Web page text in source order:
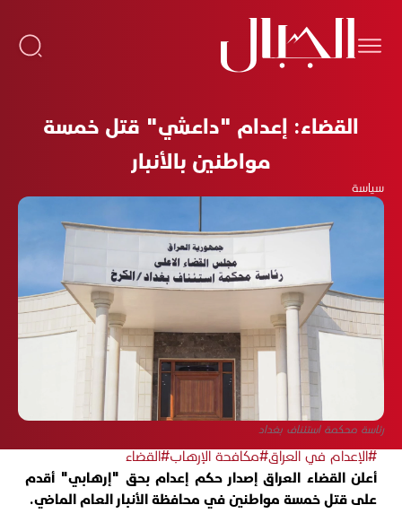
القضاء: إعدام "داعشي" قتل خمسة
مواطنين بالأنبار
سياسة
رئاسة محكمة استئناف بغداد
#الإعدام في العراق#مكافحة الإرهاب#القضاء
أعلن القضاء العراق إصدار حكم إعدام بحق "إرهابي" أقدم
على قتل خمسة مواطنين في محافظة الأنبار العام الماضي.